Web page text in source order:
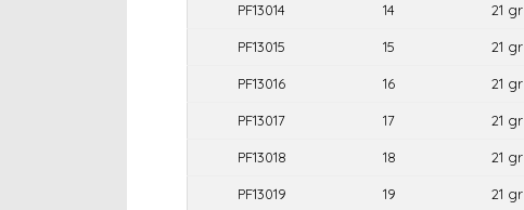
PF13014 14 21 gr
PF13015 15 21 gr
PF13016 16 21 gr
PF13017 17 21 gr
PF13018 18 21 gr
PF13019 19 21 gr